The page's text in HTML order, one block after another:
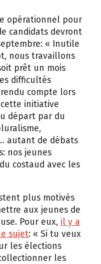
opérationnel pour
candidats devront
« Inutile
nous travaillons
prêt un mois
difficultés
compte lors
cette initiative
départ par du
autant de débats
nos jeunes
costaud avec les
plus motivés
aux jeunes de
Pour eux, il y a
sujet: « Si tu veux
les élections
les